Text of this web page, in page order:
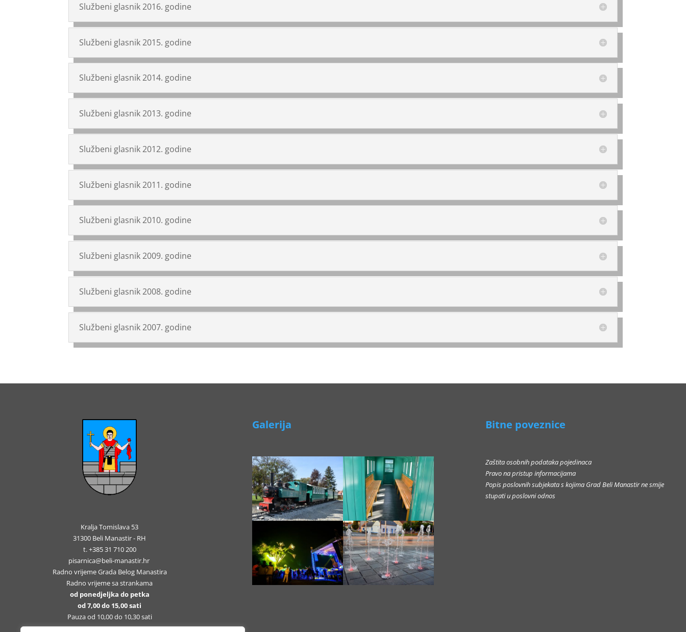
Službeni glasnik 2016. godine
Službeni glasnik 2015. godine
Službeni glasnik 2014. godine
Službeni glasnik 2013. godine
Službeni glasnik 2012. godine
Službeni glasnik 2011. godine
Službeni glasnik 2010. godine
Službeni glasnik 2009. godine
Službeni glasnik 2008. godine
Službeni glasnik 2007. godine
Kralja Tomislava 53
31300 Beli Manastir - RH
t. +385 31 710 200
pisarnica@beli-manastir.hr
Radno vrijeme Grada Belog Manastira
Radno vrijeme sa strankama
od ponedjeljka do petka
od 7,00 do 15,00 sati
Pauza od 10,00 do 10,30 sati
Galerija Bitne poveznice
Zaštita osobnih podataka pojedinaca
Pravo na pristup informacijama
Popis poslovnih subjekata s kojima Grad Beli Manastir ne smije
stupati u poslovni odnos